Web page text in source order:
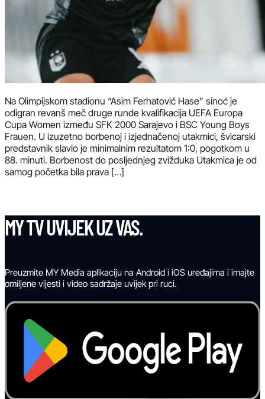
Na Olimpijskom stadionu “Asim Ferhatović Hase” sinoć je
odigran revanš meč druge runde kvalifikacija UEFA Europa
Cupa Women između SFK 2000 Sarajevo i BSC Young Boys
Frauen. U izuzetno borbenoj i izjednačenoj utakmici, švicarski
predstavnik slavio je minimalnim rezultatom 1:0, pogotkom u
88. minuti. Borbenost do posljednjeg zvižduka Utakmica je od
samog početka bila prava […]
MY TV UVIJEK UZ VAS.
Preuzmite MY Media aplikaciju na Android i iOS uređajima i imajte
omiljene vijesti i video sadržaje uvijek pri ruci.